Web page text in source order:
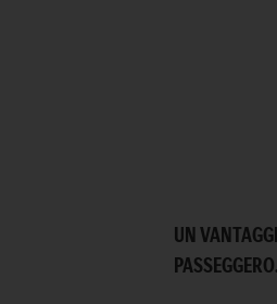
UN
PASSEGGERO.